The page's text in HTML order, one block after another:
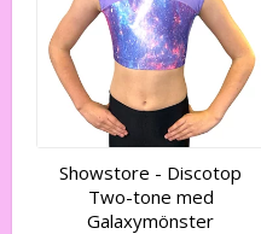
Showstore - Discotop
Two-tone med
Galaxymönster